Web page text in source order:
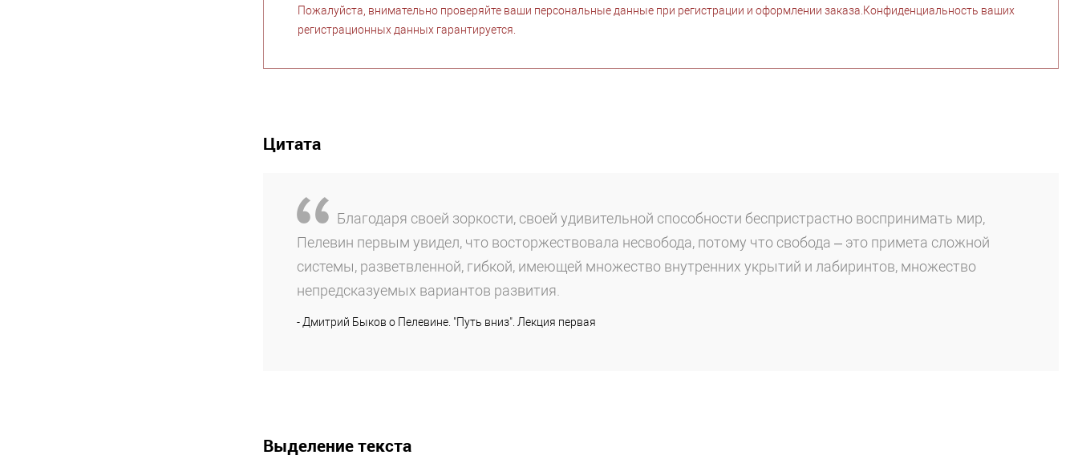
Пожалуйста, внимательно проверяйте ваши персональные данные при регистрации и оформлении заказа.Конфиденциальность ваших
регистрационных данных гарантируется.
Цитата
Благодаря своей зоркости, своей удивительной способности беспристрастно воспринимать мир,
Пелевин первым увидел, что восторжествовала несвобода, потому что свобода – это примета сложной
системы, разветвленной, гибкой, имеющей множество внутренних укрытий и лабиринтов, множество
непредсказуемых вариантов развития.
- Дмитрий Быков о Пелевине. "Путь вниз". Лекция первая
Выделение текста